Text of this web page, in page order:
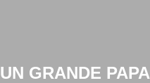
UN GRANDE PAPA